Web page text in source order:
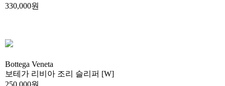
330,000원
Bottega Veneta
보테가 리비아 조리 슬리퍼 [W]
250,000원